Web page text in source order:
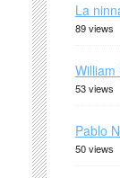
La
89 views
William
53 views
Pablo
50 views